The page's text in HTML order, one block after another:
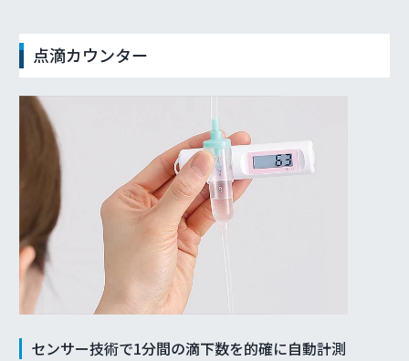
点滴カウンター
センサー技術で1分間の滴下数を的確に自動計測